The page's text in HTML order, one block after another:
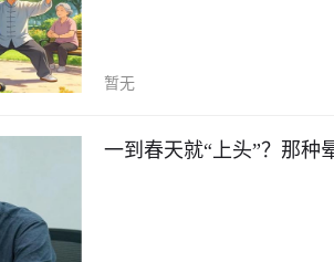
暂无
一到春天就“上头”？那种